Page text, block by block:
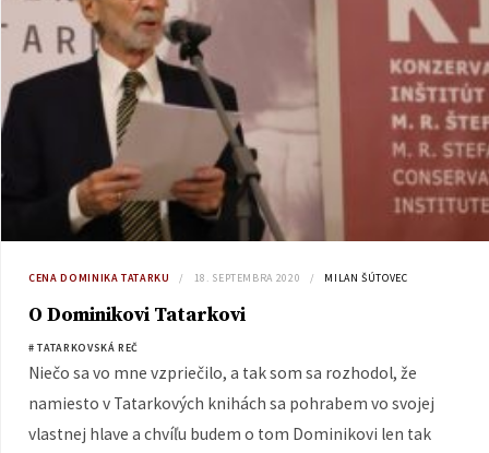
CENA DOMINIKA TATARKU 18. SEPTEMBRA 2020 MILAN ŠÚTOVEC
O Dominikovi Tatarkovi
# TATARKOVSKÁ REČ
Niečo sa vo mne vzpriečilo, a tak som sa rozhodol, že
namiesto v Tatarkových knihách sa pohrabem vo svojej
vlastnej hlave a chvíľu budem o tom Dominikovi len tak